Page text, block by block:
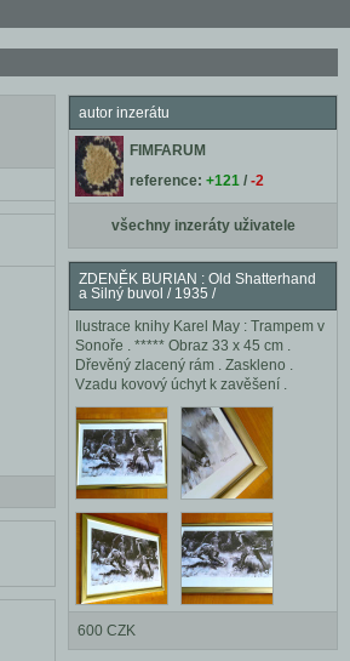
autor inzerátu
FIMFARUM
reference:+121 /-2
všechny inzeráty uživatele
ZDENĚK BURIAN : Old Shatterhand
a Silný buvol / 1935 /
Ilustrace knihy Karel May : Trampem v
Sonoře . ***** Obraz 33 x 45 cm .
Dřevěný zlacený rám . Zaskleno .
Vzadu kovový úchyt k zavěšení .
600 CZK